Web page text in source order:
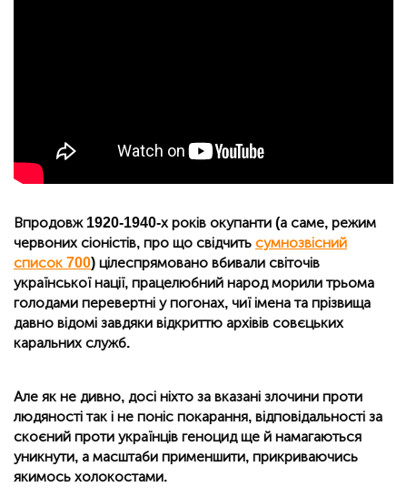
Впродовж 1920-1940-х років окупанти (а саме, режим
червоних сіоністів, про що свідчить сумнозвісний
список 700) цілеспрямовано вбивали світочів
української нації, працелюбний народ морили трьома
голодами перевертні у погонах, чиї імена та прізвища
давно відомі завдяки відкриттю архівів совєцьких
каральних служб.
Але як не дивно, досі ніхто за вказані злочини проти
людяності так і не поніс покарання, відповідальності за
скоєний проти українців геноцид ще й намагаються
уникнути, а масштаби применшити, прикриваючись
якимось холокостами.